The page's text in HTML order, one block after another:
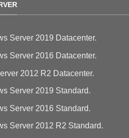
Server 2019 Datacenter.
Server 2016 Datacenter.
2012 R2 Datacenter.
Server 2019 Standard.
Server 2016 Standard.
Server 2012 R2 Standard.